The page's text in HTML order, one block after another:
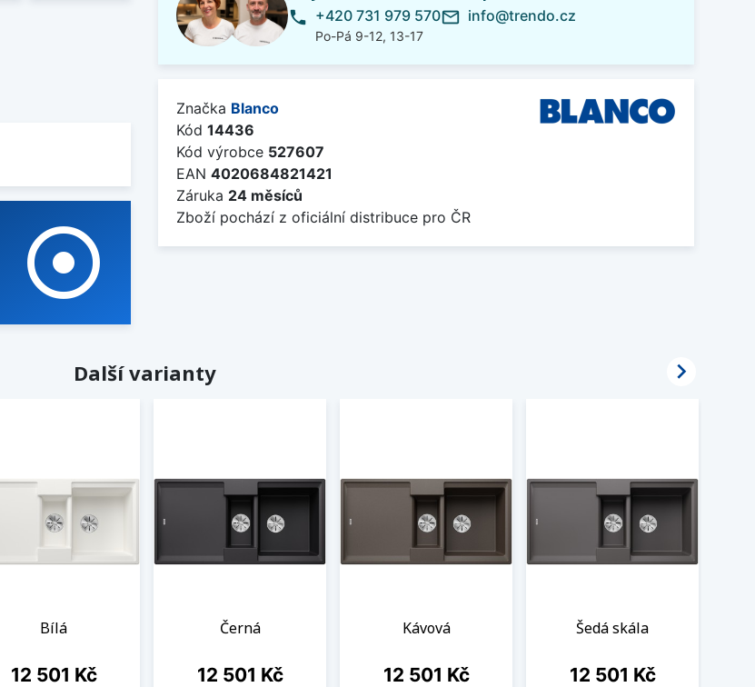
adjust
phone +420 731 979 570
Po-Pá 9-12, 13-17
mail_outline info@trendo.cz
Značka Blanco
Kód 14436
Kód výrobce 527607
EAN 4020684821421
Záruka 24 měsíců
Zboží pochází z oficiální distribuce pro ČR
Další varianty
Bílá
Cena
12 501 Kč
Černá
Cena
12 501 Kč
Kávová
Cena
12 501 Kč
Šedá skála
Cena
12 501 Kč
